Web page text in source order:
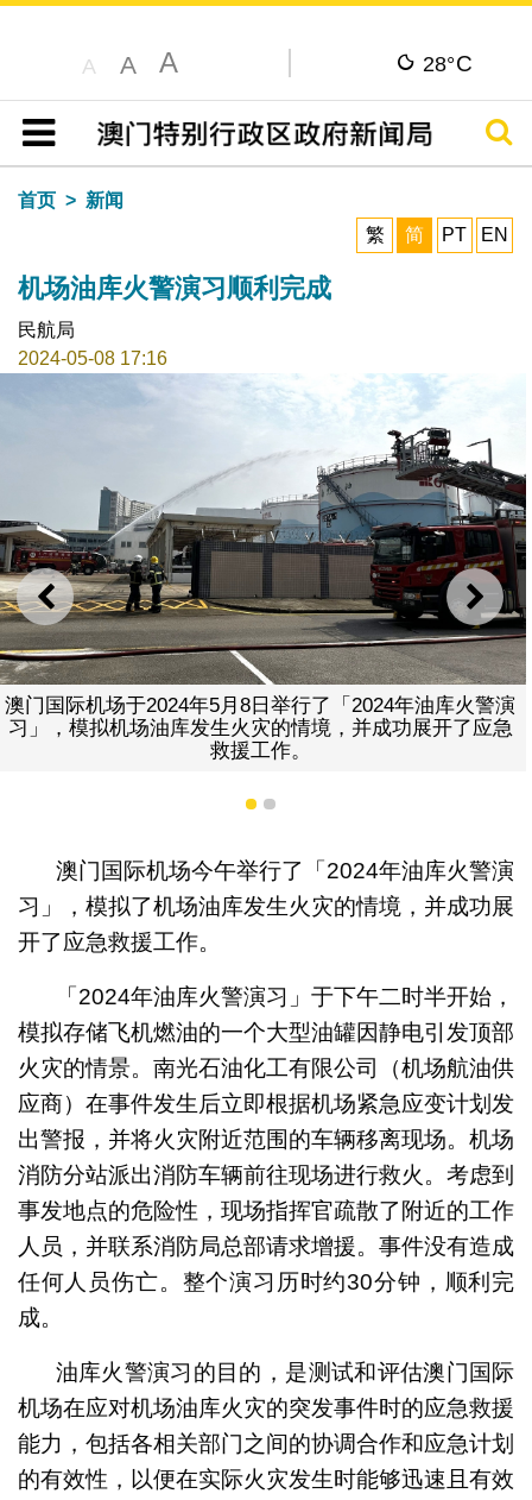
A A A 28°C
目录
搜寻
首页
新闻
繁
简 PT EN
机场油库火警演习顺利完成
民航局
2024-05-08 17:16
上一则 下一
了「2024年油库火警演
境，并成功展开了应急
演习为各参与单位提供宝贵的训
1 2
澳门国际机场今午举行了「2024年油库火警演
习」，模拟了机场油库发生火灾的情境，并成功展
开了应急救援工作。
「2024年油库火警演习」于下午二时半开始，
模拟存储飞机燃油的一个大型油罐因静电引发顶部
火灾的情景。南光石油化工有限公司（机场航油供
应商）在事件发生后立即根据机场紧急应变计划发
出警报，并将火灾附近范围的车辆移离现场。机场
消防分站派出消防车辆前往现场进行救火。考虑到
事发地点的危险性，现场指挥官疏散了附近的工作
人员，并联系消防局总部请求增援。事件没有造成
任何人员伤亡。整个演习历时约30分钟，顺利完
成。
油库火警演习的目的，是测试和评估澳门国际
机场在应对机场油库火灾的突发事件时的应急救援
能力，包括各相关部门之间的协调合作和应急计划
的有效性，以便在实际火灾发生时能够迅速且有效